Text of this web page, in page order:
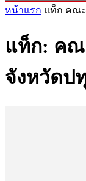
หน้าแรก แท็ก คณ
แท็ก: คณ
จังหวัดป